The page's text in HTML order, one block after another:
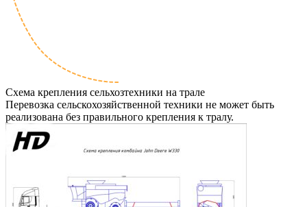
Схема крепления сельхозтехники на трале
Перевозка сельскохозяйственной техники не может быть
реализована без правильного крепления к тралу.